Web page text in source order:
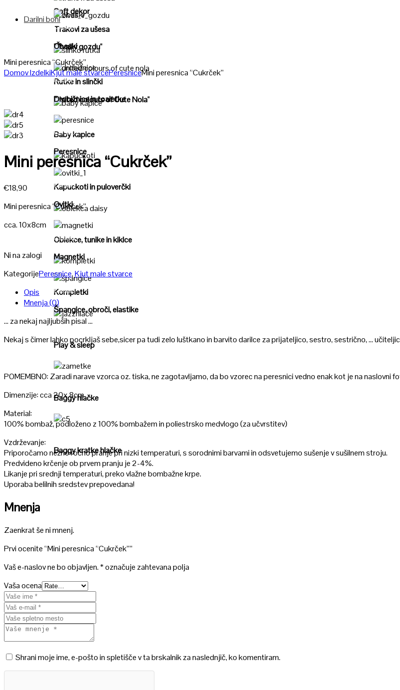
Poglej
"Živali v gozdu"
Poglej
"United colours of Cute Nola"
Poglej
Trakovi za ušesa
Poglej
Rutke in slinčki
Poglej
Baby kapice
Poglej
Kapuckoti in puloverčki
Poglej
Oblekce, tunike in kiklce
Poglej
Kompletki
Poglej
Play & sleep
Poglej
Baggy hlačke
Poglej
Baggy kratke hlačke
Soft dekor
Poglej
Obeski
Poglej
Drobižnice in toaletke
Poglej
Peresnice
Poglej
Ovitki
Poglej
Magnetki
Poglej
Špangice, obroči, elastike
Darilni boni
Mini peresnica “Cukrček”
DomovIzdelkiKjut male stvarcePeresniceMini peresnica “Cukrček”
Mini peresnica “Cukrček”
€18,90
Mini peresnica “Cukrček”
cca. 10x8cm
Ni na zalogi
KategorijePeresnice,Kjut male stvarce
Opis
Mnenja (0)
… za nekaj najljubših pisal …
Nekaj s čimer lahko pocrkljaš sebe,sicer pa tudi zelo luštkano in barvito darilce za prijateljico, sestro, sestrično, …
POMEMBNO: Zaradi narave vzorca oz. tiska, ne zagotavljamo, da bo vzorec na peresnici vedno enak kot je na
Dimenzije: cca 20x 8cm
Material:
100% bombaž, podloženo z 100% bombažem in poliestrsko medvlogo (za učvrstitev)
Vzdrževanje:
Priporočamo nežno ročno pranje pri nizki temperaturi, s sorodnimi barvami in odsvetujemo sušenje v sušilnem stroju.
Predvideno krčenje ob prvem pranju je 2-4%.
Likanje pri srednji temperaturi, preko vlažne bombažne krpe.
Uporaba belilnih sredstev prepovedana!
Mnenja
Zaenkrat še ni mnenj.
Prvi ocenite “Mini peresnica “Cukrček””
Vaš e-naslov ne bo objavljen.*označuje zahtevana polja
Vaša ocena
Shrani moje ime, e-pošto in spletišče v ta brskalnik za naslednjič, ko komentiram.